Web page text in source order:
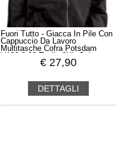
Fuori Tutto - Giacca In Pile Con
Cappuccio Da Lavoro
Multitasche Cofra Potsdam
Antracite Grigio
€ 27,90
DETTAGLI